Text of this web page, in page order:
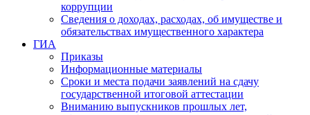
коррупции
Сведения о доходах, расходах, об имуществе и
обязательствах имущественного характера
ГИА
Приказы
Информационные материалы
Сроки и места подачи заявлений на сдачу
государственной итоговой аттестации
Вниманию выпускников прошлых лет,